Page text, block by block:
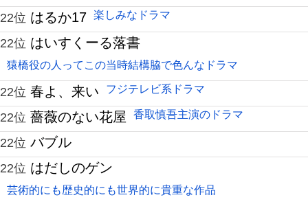
22位 はるか17 楽しみなドラマ
22位 はいすくーる落書
猿橋役の人ってこの当時結構脇で色んなドラマ
22位 春よ、来い フジテレビ系ドラマ
22位 薔薇のない花屋 香取慎吾主演のドラマ
22位 バブル
22位 はだしのゲン
芸術的にも歴史的にも世界的に貴重な作品